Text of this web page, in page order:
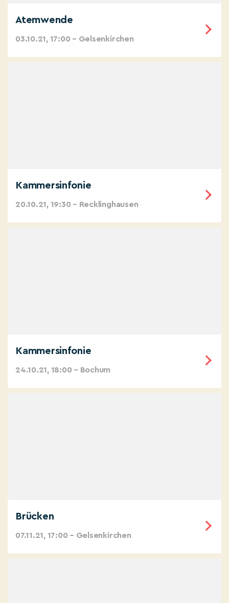
Atemwende
03.10.21, 17:00 – Gelsenkirchen
Kammersinfonie
20.10.21, 19:30 – Recklinghausen
Kammersinfonie
24.10.21, 18:00 – Bochum
Brücken
07.11.21, 17:00 – Gelsenkirchen